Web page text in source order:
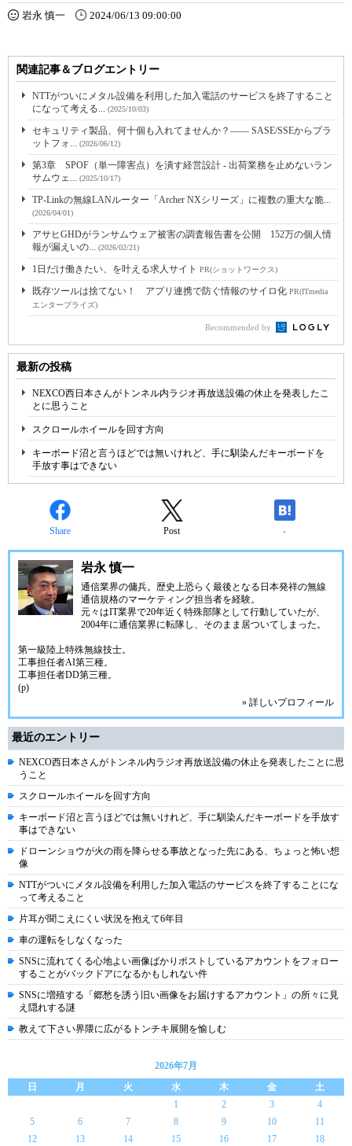
岩永 慎一 2024/06/13 09:00:00
関連記事＆ブログエントリー
NTTがついにメタル設備を利用した加入電話のサービスを終了すること
になって考える... (2025/10/03)
セキュリティ製品、何十個も入れてませんか？―― SASE/SSEからプラ
ットフォ... (2026/06/12)
第3章 SPOF（単一障害点）を潰す経営設計 - 出荷業務を止めないラン
サムウェ... (2025/10/17)
TP-Linkの無線LANルーター「Archer NXシリーズ」に複数の重大な脆...
(2026/04/01)
アサヒGHDがランサムウェア被害の調査報告書を公開 152万の個人情
報が漏えいの... (2026/02/21)
1日だけ働きたい、を叶える求人サイト PR(ショットワークス)
既存ツールは捨てない！ アプリ連携で防ぐ情報のサイロ化 PR(ITmedia
エンタープライズ)
Recommended by
最新の投稿
NEXCO西日本さんがトンネル内ラジオ再放送設備の休止を発表したこ
とに思うこと
スクロールホイールを回す方向
キーボード沼と言うほどでは無いけれど、手に馴染んだキーボードを
手放す事はできない
Share Post -
岩永 慎一
通信業界の傭兵。歴史上恐らく最後となる日本発祥の無線
通信規格のマーケティング担当者を経験。
元々はIT業界で20年近く特殊部隊として行動していたが、
2004年に通信業界に転隊し、そのまま居ついてしまった。
第一級陸上特殊無線技士。
工事担任者AI第三種。
工事担任者DD第三種。
(p)
» 詳しいプロフィール
最近のエントリー
NEXCO西日本さんがトンネル内ラジオ再放送設備の休止を発表したことに思
うこと
スクロールホイールを回す方向
キーボード沼と言うほどでは無いけれど、手に馴染んだキーボードを手放す
事はできない
ドローンショウが火の雨を降らせる事故となった先にある、ちょっと怖い想
像
NTTがついにメタル設備を利用した加入電話のサービスを終了することにな
って考えること
片耳が聞こえにくい状況を抱えて6年目
車の運転をしなくなった
SNSに流れてくる心地よい画像ばかりポストしているアカウントをフォロー
することがバックドアになるかもしれない件
SNSに増殖する「郷愁を誘う旧い画像をお届けするアカウント」の所々に見
え隠れする謎
教えて下さい界隈に広がるトンチキ展開を愉しむ
2026年7月
日
月 火 水 木 金
土
1
2 3
4
5
6 7 8 9 10
11
12
13 14 15 16 17
18